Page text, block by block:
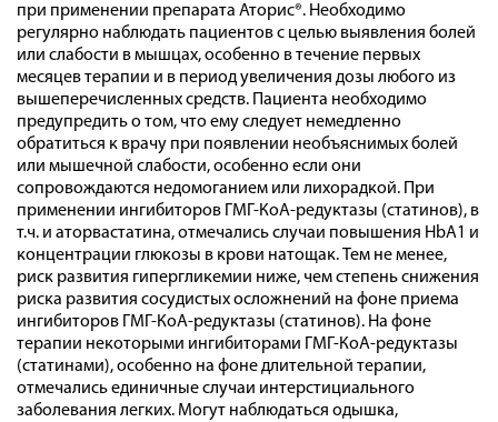
при применении препарата Аторис®. Необходимо
регулярно наблюдать пациентов с целью выявления болей
или слабости в мышцах, особенно в течение первых
месяцев терапии и в период увеличения дозы любого из
вышеперечисленных средств. Пациента необходимо
предупредить о том, что ему следует немедленно
обратиться к врачу при появлении необъяснимых болей
или мышечной слабости, особенно если они
сопровождаются недомоганием или лихорадкой. При
применении ингибиторов ГМГ-КоА-редуктазы (статинов), в
т.ч. и аторвастатина, отмечались случаи повышения HbА1 и
концентрации глюкозы в крови натощак. Тем не менее,
риск развития гипергликемии ниже, чем степень снижения
риска развития сосудистых осложнений на фоне приема
ингибиторов ГМГ-КоА-редуктазы (статинов). На фоне
терапии некоторыми ингибиторами ГМГ-КоА-редуктазы
(статинами), особенно на фоне длительной терапии,
отмечались единичные случаи интерстициального
заболевания легких. Могут наблюдаться одышка,